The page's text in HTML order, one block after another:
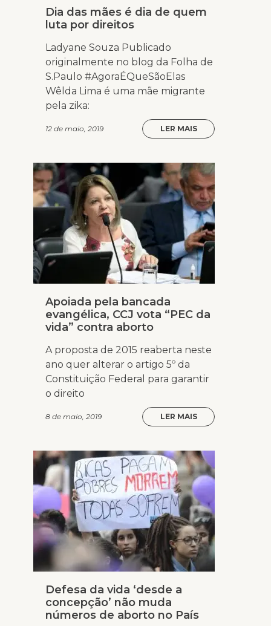
Dia das mães é dia de quem
luta por direitos
Ladyane Souza Publicado
originalmente no blog da Folha de
S.Paulo #AgoraÉQueSãoElas
Wêlda Lima é uma mãe migrante
pela zika:
12 de maio, 2019 LER MAIS
Apoiada pela bancada
evangélica, CCJ vota “PEC da
vida” contra aborto
A proposta de 2015 reaberta neste
ano quer alterar o artigo 5º da
Constituição Federal para garantir
o direito
8 de maio, 2019 LER MAIS
Defesa da vida ‘desde a
concepção’ não muda
números de aborto no País